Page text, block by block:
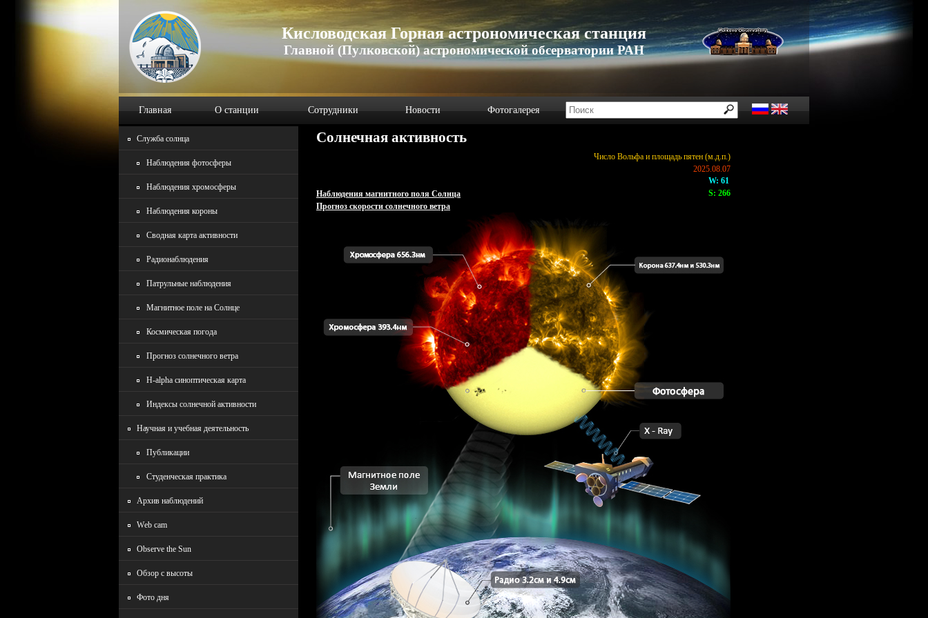
Кисловодская Горная астрономическая станция
Главной (Пулковской) астрономической обсерватории РАН
Главная О станции Сотрудники Новости Фотогалерея
Служба солнца
Наблюдения фотосферы
Наблюдения хромосферы
Наблюдения короны
Сводная карта активности
Радионаблюдения
Патрульные наблюдения
Магнитное поле на Солнце
Космическая погода
Прогноз солнечного ветра
H-alpha синоптическая карта
Индексы солнечной активности
Научная и учебная деятельность
Публикации
Студенческая практика
Архив наблюдений
Wеb cam
Observe the Sun
Обзор с высоты
Фото дня
Солнечная активность
Число Вольфа и площадь пятен (м.д.п.)
2025.08.07
Наблюдения магнитного поля Солнца
Прогноз скорости солнечного ветра
W: 61
S: 266